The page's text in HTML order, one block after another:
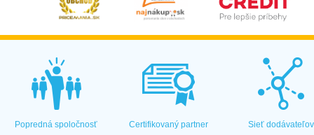
Popredná spoločnosť Certifikovaný partner Sieť dodávateľov